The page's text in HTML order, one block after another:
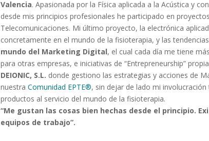
Valencia. Apasionada por la Física aplicada a la Acústica y
desde mis principios profesionales he participado en
Telecomunicaciones. Mi último proyecto, la electrónica
concretamente en el mundo de la fisioterapia, y las
mundo del Marketing Digital, el cual cada día me tiene
para otras empresas, e iniciativas de “Entrepreneurship”
DEIONIC, S.L. donde gestiono las estrategias y acciones de
nuestraComunidad EPTE®, sin dejar de lado mi
productos al servicio del mundo de la fisioterapia.
“Me gustan las cosas bien hechas desde el principio.
equipos de trabajo”.